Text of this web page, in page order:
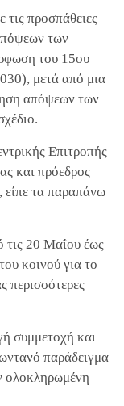
τις προσπάθειες
των
του 15ου
μετά από μια
απόψεων των
Επιτροπής
και πρόεδρος
είπε τα παραπάνω
τις 20 Μαΐου έως
κοινού για το
περισσότερες
συμμετοχή και
παράδειγμα
ολοκληρωμένη